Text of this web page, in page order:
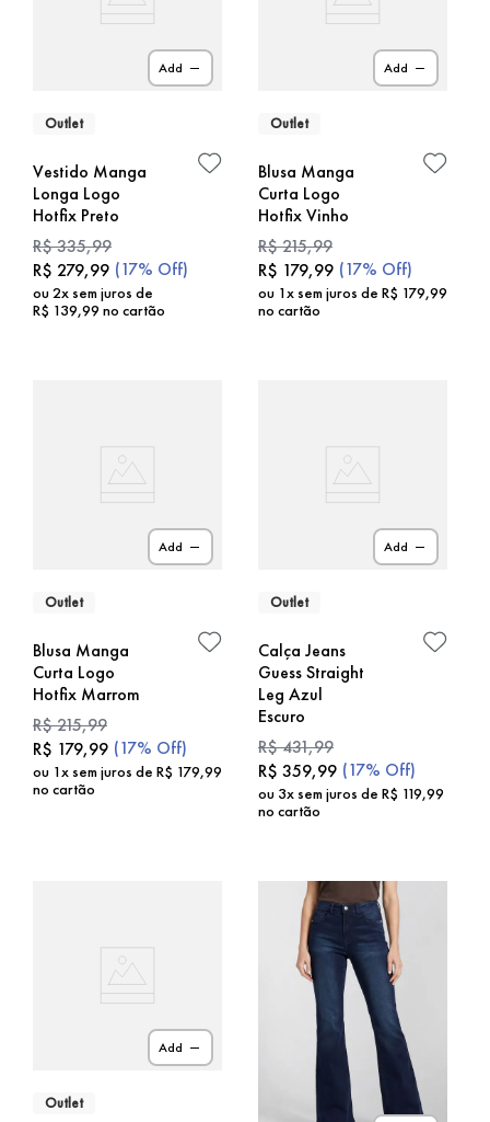
Add
Outlet
Vestido Manga
Longa Logo
Hotfix Preto
R$335,99
R$ 279,99 (17% Off)
ou2x sem juros de
R$ 139,99 no cartão
Add
Outlet
Blusa Manga
Curta Logo
Hotfix Vinho
R$215,99
R$ 179,99 (17% Off)
ou 1x sem juros de R$ 179,99
no cartão
Add
Outlet
Blusa Manga
Curta Logo
Hotfix Marrom
R$215,99
R$ 179,99 (17% Off)
ou 1x sem juros de R$ 179,99
no cartão
Add
Outlet
Calça Jeans
Guess Straight
Leg Azul
Escuro
R$431,99
R$ 359,99 (17% Off)
ou 3x sem juros de R$ 119,99
no cartão
Add
Outlet